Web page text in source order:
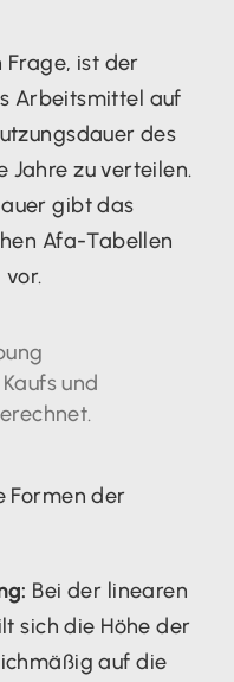
Frage, ist der
Arbeitsmittel auf
des
Jahre zu verteilen.
gibt das
Afa-Tabellen
und
Formen der
Bei der linearen
sich die Höhe der
auf die